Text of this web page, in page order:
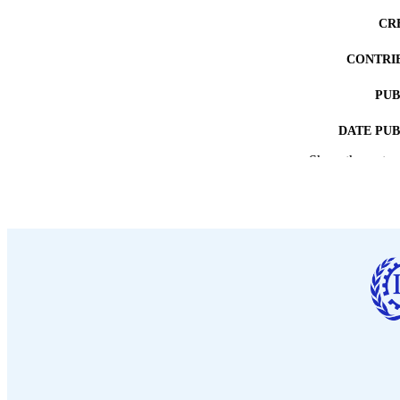
DATE
RECORD
Show the rest